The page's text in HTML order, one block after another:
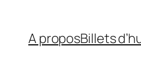
A proposBillets